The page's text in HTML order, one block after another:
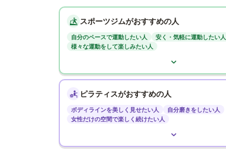
スポーツジムがおすすめの人
自分のペースで運動したい人
安く・気軽に運動したい人
様々な運動をして楽しみたい人
ピラティスがおすすめの人
ボディラインを美しく見せたい人
自分磨きをしたい人
女性だけの空間で楽しく続けたい人